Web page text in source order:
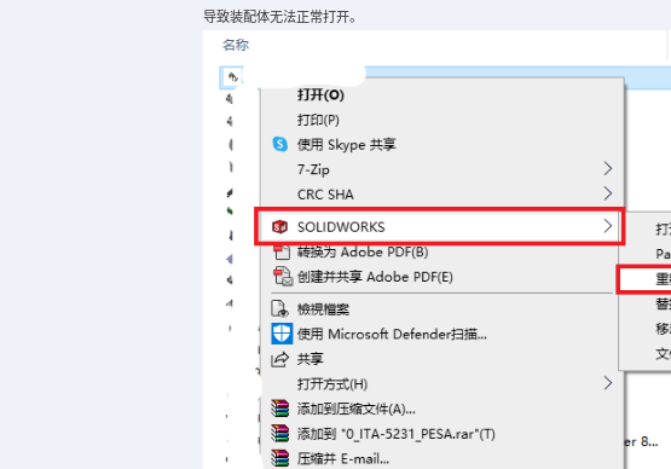
导致装配体无法正常打开。